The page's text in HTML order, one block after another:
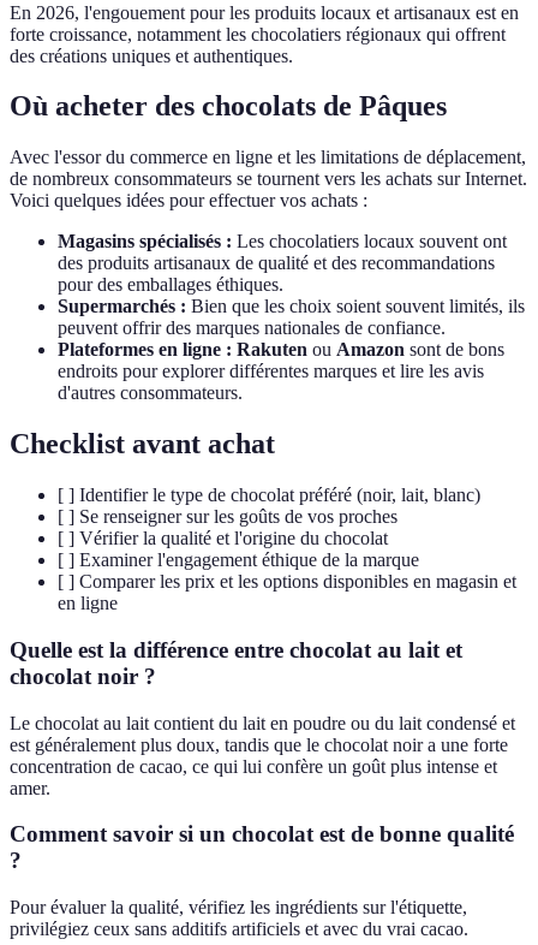
En 2026, l'engouement pour les produits locaux et artisanaux est en
forte croissance, notamment les chocolatiers régionaux qui offrent
des créations uniques et authentiques.
Où acheter des chocolats de Pâques
Avec l'essor du commerce en ligne et les limitations de déplacement,
de nombreux consommateurs se tournent vers les achats sur Internet.
Voici quelques idées pour effectuer vos achats :
Magasins spécialisés : Les chocolatiers locaux souvent ont
des produits artisanaux de qualité et des recommandations
pour des emballages éthiques.
Supermarchés : Bien que les choix soient souvent limités, ils
peuvent offrir des marques nationales de confiance.
Plateformes en ligne : Rakuten ou Amazon sont de bons
endroits pour explorer différentes marques et lire les avis
d'autres consommateurs.
Checklist avant achat
[ ] Identifier le type de chocolat préféré (noir, lait, blanc)
[ ] Se renseigner sur les goûts de vos proches
[ ] Vérifier la qualité et l'origine du chocolat
[ ] Examiner l'engagement éthique de la marque
[ ] Comparer les prix et les options disponibles en magasin et
en ligne
Quelle est la différence entre chocolat au lait et
chocolat noir ?
Le chocolat au lait contient du lait en poudre ou du lait condensé et
est généralement plus doux, tandis que le chocolat noir a une forte
concentration de cacao, ce qui lui confère un goût plus intense et
amer.
Comment savoir si un chocolat est de bonne qualité
?
Pour évaluer la qualité, vérifiez les ingrédients sur l'étiquette,
privilégiez ceux sans additifs artificiels et avec du vrai cacao.